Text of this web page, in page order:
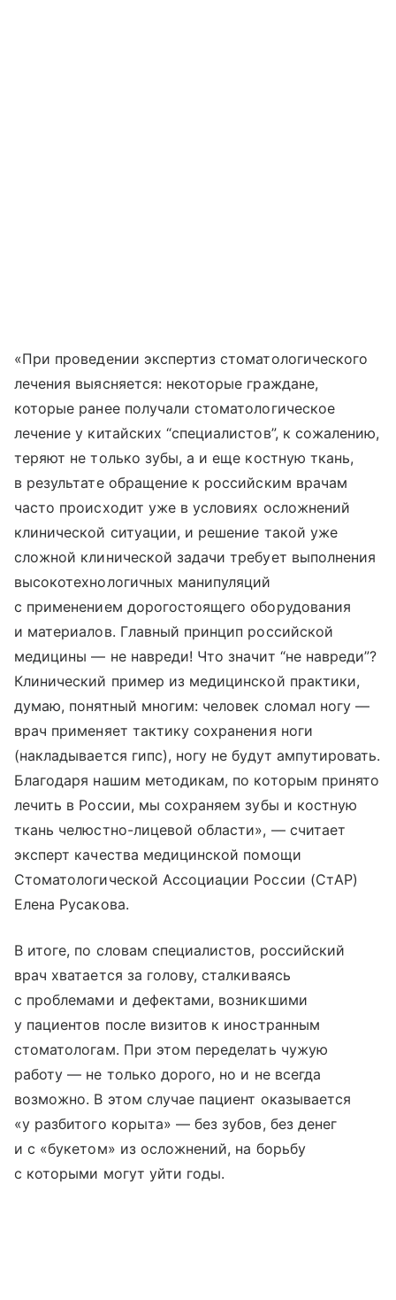
«При проведении экспертиз стоматологического
лечения выясняется: некоторые граждане,
которые ранее получали стоматологическое
лечение у китайских “специалистов”, к сожалению,
теряют не только зубы, а и еще костную ткань,
в результате обращение к российским врачам
часто происходит уже в условиях осложнений
клинической ситуации, и решение такой уже
сложной клинической задачи требует выполнения
высокотехнологичных манипуляций
с применением дорогостоящего оборудования
и материалов. Главный принцип российской
медицины — не навреди! Что значит “не навреди”?
Клинический пример из медицинской практики,
думаю, понятный многим: человек сломал ногу —
врач применяет тактику сохранения ноги
(накладывается гипс), ногу не будут ампутировать.
Благодаря нашим методикам, по которым принято
лечить в России, мы сохраняем зубы и костную
ткань челюстно-лицевой области», — считает
эксперт качества медицинской помощи
Стоматологической Ассоциации России (СтАР)
Елена Русакова.
В итоге, по словам специалистов, российский
врач хватается за голову, сталкиваясь
с проблемами и дефектами, возникшими
у пациентов после визитов к иностранным
стоматологам. При этом переделать чужую
работу — не только дорого, но и не всегда
возможно. В этом случае пациент оказывается
«у разбитого корыта» — без зубов, без денег
и с «букетом» из осложнений, на борьбу
с которыми могут уйти годы.